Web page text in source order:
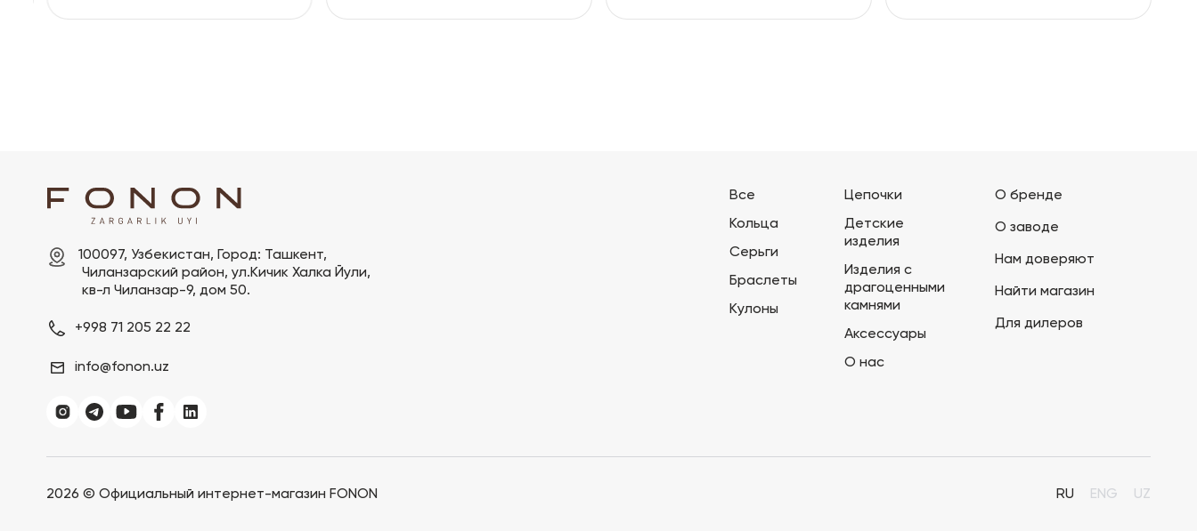
100097, Узбекистан, Город: Ташкент,
кв-л Чиланзар-9, дом 50.
+998 71 205 22 22
info@fonon.uz
Все
Кольца
Серьги
Браслеты
Кулоны
Цепочки
Детские
изделия
Изделия с
драгоценными
камнями
Аксессуары
О нас
О бренде
О заводе
Нам доверяют
Найти магазин
Для дилеров
2026 © Официальный интернет-магазин FONON RU ENG UZ